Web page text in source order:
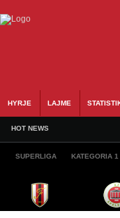
HYRJE LAJME
HOT NEWS
SUPERLIGA KATEGORIA 1